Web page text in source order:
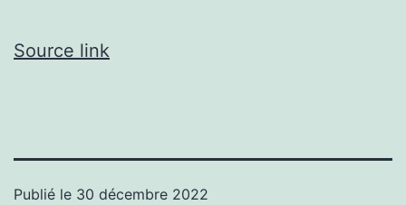
Source link
Publié le 30 décembre 2022